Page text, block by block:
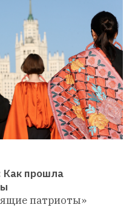
Как прошла
патриоты»